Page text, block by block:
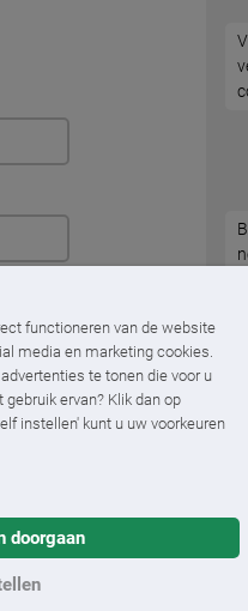
functioneren van de website
media en marketing cookies.
te tonen die voor u
ervan? Klik dan op
instellen' kunt u uw voorkeuren
doorgaan